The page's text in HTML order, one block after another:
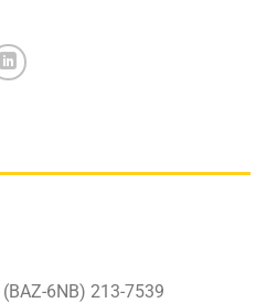
6NB) 213-7539